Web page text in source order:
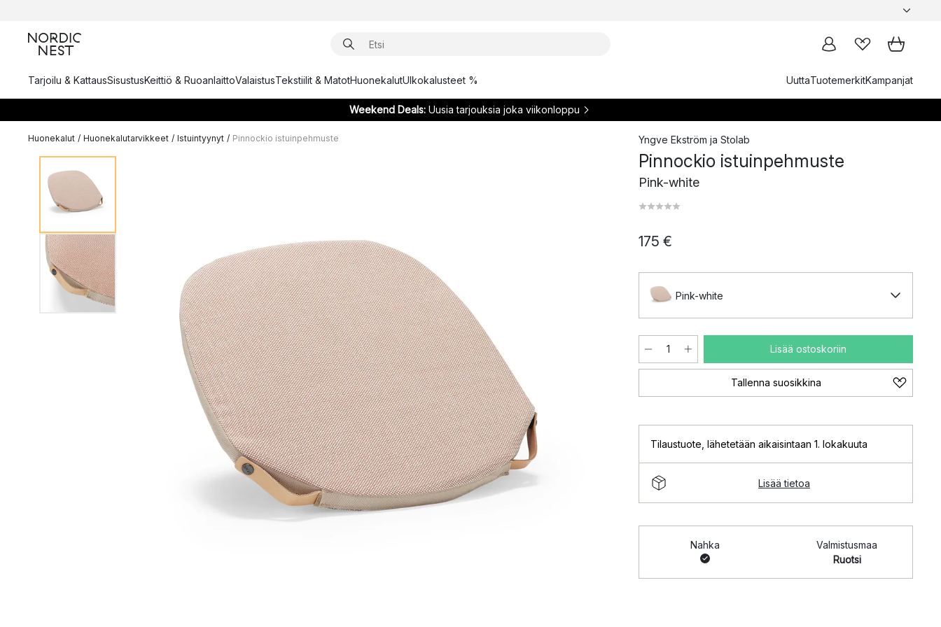
Tarjoilu & KattausSisustusKeittiö & RuoanlaittoValaistusTekstiilit & MatotHuonekalutUlkokalusteet % UuttaTuotemerkitKampanjat
Weekend Deals:Uusia tarjouksia joka viikonloppu
Huonekalut / Huonekalutarvikkeet / Istuintyynyt / Pinnockio istuinpehmuste Yngve Ekström ja Stolab
Pinnockio istuinpehmuste
Pink-white
175 €
Pink-white
Lisää ostoskoriin
Tallenna suosikkina
Tilaustuote lähetetään aikaisintaan 1. lokakuuta
Lisää tietoa
Nahka
Valmistusmaa
Ruotsi